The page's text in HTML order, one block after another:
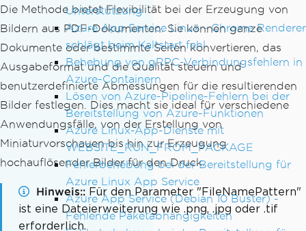
Unterstützung
Azure App Service Linux - Chrome Renderer
schlägt beim Kaltstart fehl
Behebung von gRPC-Verbindungsfehlern in
Azure-Containern
Lösen von Azure-Pipeline-Fehlern bei der
Bereitstellung von Azure-Funktionen
Azure Linux-App-Dienste mit
WEBSITE_RUN_FROM_PACKAGE
Fehlerbehebung bei der Bereitstellung für
Azure Linux App Service
Azure App Service (Debian 10 Buster) -
Fehlende Paketabhängigkeiten
Die Methode bietet Flexibilität bei der Erzeugung von
Bildern aus PDF-Dokumenten. Sie können ganze
Dokumente oder bestimmte Seiten konvertieren, das
Ausgabeformat und die Qualität steuern und
benutzerdefinierte Abmessungen für die resultierenden
Bilder festlegen. Dies macht sie ideal für verschiedene
Anwendungsfälle, von der Erstellung von
Miniaturvorschauen bis hin zur Erzeugung
hochauflösender Bilder für den Druck.
Hinweis:
Für den Parameter "FileNamePattern"
ist eine Dateierweiterung wie .png, .jpg oder .tif
erforderlich.